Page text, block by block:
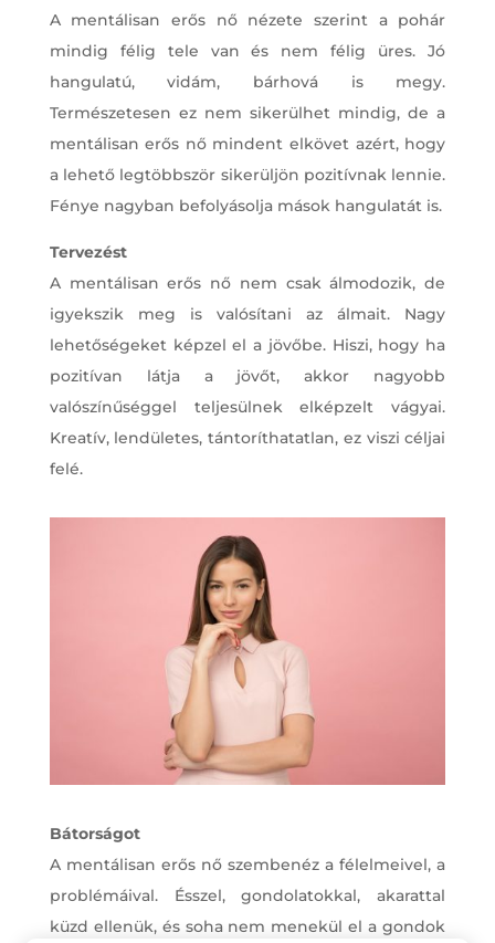
A mentálisan erős nő nézete szerint a pohár
mindig félig tele van és nem félig üres. Jó
hangulatú, vidám, bárhová is megy.
Természetesen ez nem sikerülhet mindig, de a
mentálisan erős nő mindent elkövet azért, hogy
a lehető legtöbbször sikerüljön pozitívnak lennie.
Fénye nagyban befolyásolja mások hangulatát is.
Tervezést
A mentálisan erős nő nem csak álmodozik, de
igyekszik meg is valósítani az álmait. Nagy
lehetőségeket képzel el a jövőbe. Hiszi, hogy ha
pozitívan látja a jövőt, akkor nagyobb
valószínűséggel teljesülnek elképzelt vágyai.
Kreatív, lendületes, tántoríthatatlan, ez viszi céljai
felé.
Bátorságot
A mentálisan erős nő szembenéz a félelmeivel, a
problémáival. Ésszel, gondolatokkal, akarattal
küzd ellenük, és soha nem menekül el a gondok